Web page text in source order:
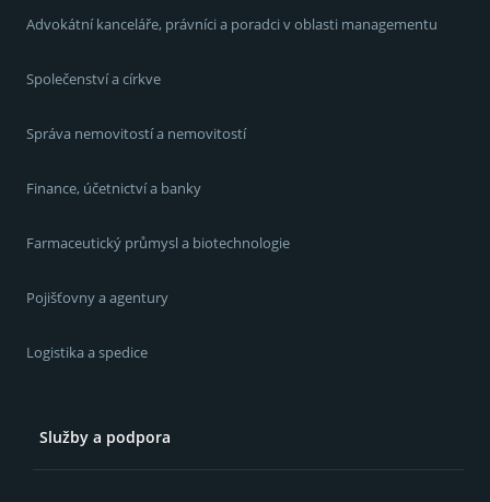
Advokátní kanceláře, právníci a poradci v oblasti managementu
Společenství a církve
Správa nemovitostí a nemovitostí
Finance, účetnictví a banky
Farmaceutický průmysl a biotechnologie
Pojišťovny a agentury
Logistika a spedice
Služby a podpora